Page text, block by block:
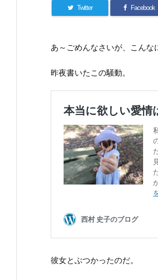
Twitter Facebook
あ～ごめんなさいが、こんな
昨夜書いたこの騒動。
彼女とぶつかったのだ。